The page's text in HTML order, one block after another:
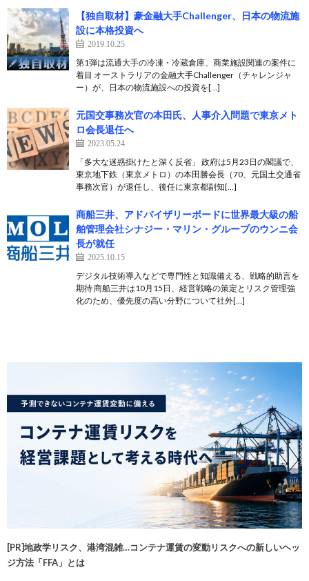
【独自取材】豪金融大手Challenger、日本の物流施
設に本格投資へ
2019.10.25
第1弾は流通大手の冷凍・冷蔵倉庫、商業施設関連の案件に
着目 オーストラリアの金融大手Challenger（チャレンジャ
ー）が、日本の物流施設への投資を[…]
元国交事務次官の本田氏、人事介入問題で東京メト
ロ会長退任へ
2023.05.24
「多大な迷惑掛けたと深く反省」 政府は5月23日の閣議で、
東京地下鉄（東京メトロ）の本田勝会長（70、元国土交通省
事務次官）が退任し、後任に東京都副知[…]
商船三井、アドバイザリーボードに世界最大級の船
舶管理会社シナジー・マリン・グループのウンニ会
長が就任
2025.10.15
デジタル技術導入などで専門性と知識備える、戦略的助言を
期待 商船三井は10月15日、経営戦略の策定とリスク管理強
化のため、優先度の高い分野について社外[…]
[PR]地政学リスク、港湾混雑…コンテナ運賃の変動リスクへの新しいヘッ
ジ方法「FFA」とは